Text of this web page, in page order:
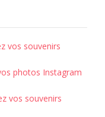
vos souvenirs
photos Instagram
vos souvenirs